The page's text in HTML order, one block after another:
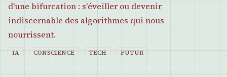
d'une bifurcation : s'éveiller ou devenir
indiscernable des algorithmes qui nous
nourrissent.
IA CONSCIENCE TECH FUTUR